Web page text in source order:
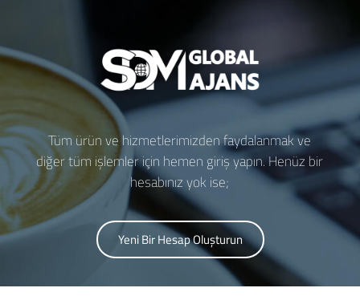
Tüm ürün ve hizmetlerimizden faydalanmak ve
diğer tüm işlemler için hemen giriş yapın. Henüz bir
hesabınız yok ise;
Yeni Bir Hesap Oluşturun